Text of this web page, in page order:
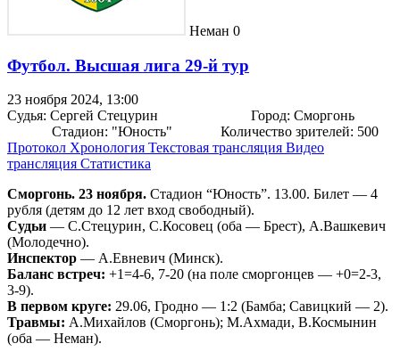
Неман 0
Футбол. Высшая лига 29-й тур
23 ноября 2024, 13:00
Судья: Сергей Стецурин Город: Сморгонь
Стадион: "Юность" Количество зрителей: 500
Протокол Хронология Текстовая трансляция Видео
трансляция Статистика
Сморгонь. 23 ноября. Стадион “Юность”. 13.00. Билет — 4
рубля (детям до 12 лет вход свободный).
Судьи — С.Стецурин, С.Косовец (оба — Брест), А.Вашкевич
(Молодечно).
Инспектор — А.Евневич (Минск).
Баланс встреч: +1=4-6, 7-20 (на поле сморгонцев — +0=2-3,
3-9).
В первом круге: 29.06, Гродно — 1:2 (Бамба; Савицкий — 2).
Травмы: А.Михайлов (Сморгонь); М.Ахмади, В.Космынин
(оба — Неман).